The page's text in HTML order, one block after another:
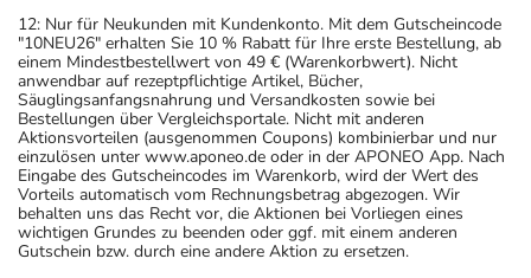
12: Nur für Neukunden mit Kundenkonto. Mit dem Gutscheincode
"10NEU26" erhalten Sie 10 % Rabatt für Ihre erste Bestellung, ab
einem Mindestbestellwert von 49 € (Warenkorbwert). Nicht
anwendbar auf rezeptpflichtige Artikel, Bücher,
Säuglingsanfangsnahrung und Versandkosten sowie bei
Bestellungen über Vergleichsportale. Nicht mit anderen
Aktionsvorteilen (ausgenommen Coupons) kombinierbar und nur
einzulösen unter www.aponeo.de oder in der APONEO App. Nach
Eingabe des Gutscheincodes im Warenkorb, wird der Wert des
Vorteils automatisch vom Rechnungsbetrag abgezogen. Wir
behalten uns das Recht vor, die Aktionen bei Vorliegen eines
wichtigen Grundes zu beenden oder ggf. mit einem anderen
Gutschein bzw. durch eine andere Aktion zu ersetzen.